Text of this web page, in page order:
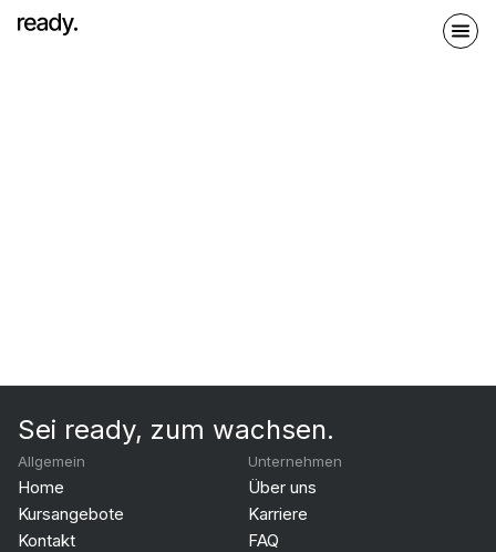
Sei ready, zum wachsen.
Allgemein
Home
Kursangebote
Kontakt
Unternehmen
Über uns
Karriere
FAQ